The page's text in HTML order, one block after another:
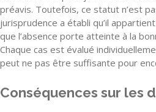
préavis. Toutefois, ce statut n’est
jurisprudence a établi qu’il
que l’absence porte atteinte à la
Chaque cas est évalué
peut ne pas être suffisante pour
Conséquences sur les